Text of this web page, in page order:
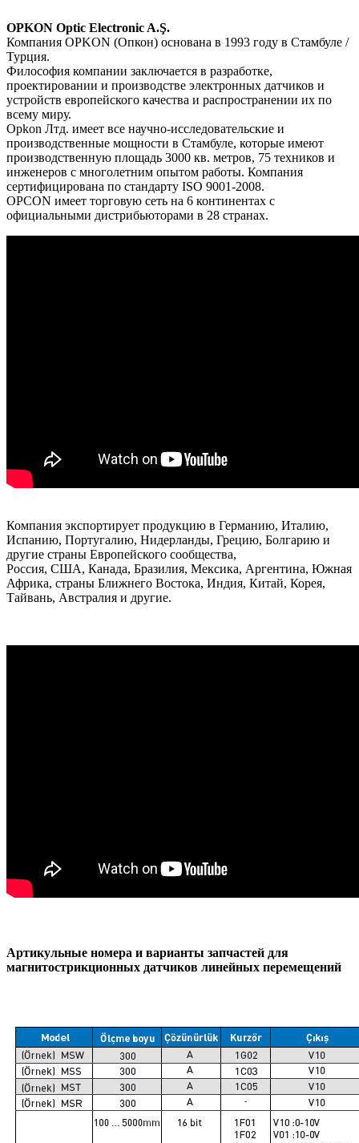
OPKON Optic Electronic A.Ş.
Компания OPKON (Опкон) основана в 1993 году в Стамбуле /
Турция.
Философия компании заключается в разработке,
проектировании и производстве электронных датчиков и
устройств европейского качества и распространении их по
всему миру.
Opkon Лтд. имеет все научно-исследовательские и
производственные мощности в Стамбуле, которые имеют
производственную площадь 3000 кв. метров, 75 техников и
инженеров с многолетним опытом работы. Компания
сертифицирована по стандарту ISO 9001-2008.
OPCON имеет торговую сеть на 6 континентах с
официальными дистрибьюторами в 28 странах.
Компания экспортирует продукцию в Германию, Италию,
Испанию, Португалию, Нидерланды, Грецию, Болгарию и
другие страны Европейского сообщества,
Россия, США, Канада, Бразилия, Мексика, Аргентина, Южная
Африка, страны Ближнего Востока, Индия, Китай, Корея,
Тайвань, Австралия и другие.
Артикульные номера и варианты запчастей для
магнитострикционных датчиков линейных перемещений